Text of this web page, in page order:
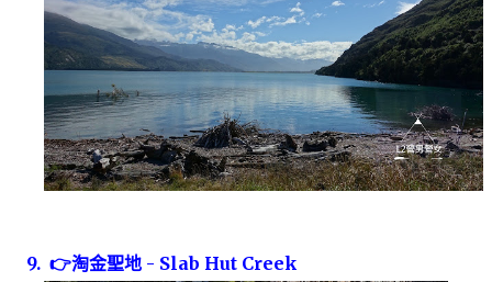
9. 👉淘金聖地 - Slab Hut Creek